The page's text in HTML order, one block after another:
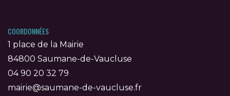
COORDONNÉES
1 place de la Mairie
84800 Saumane-de-Vaucluse
04 90 20 32 79
mairie@saumane-de-vaucluse.fr